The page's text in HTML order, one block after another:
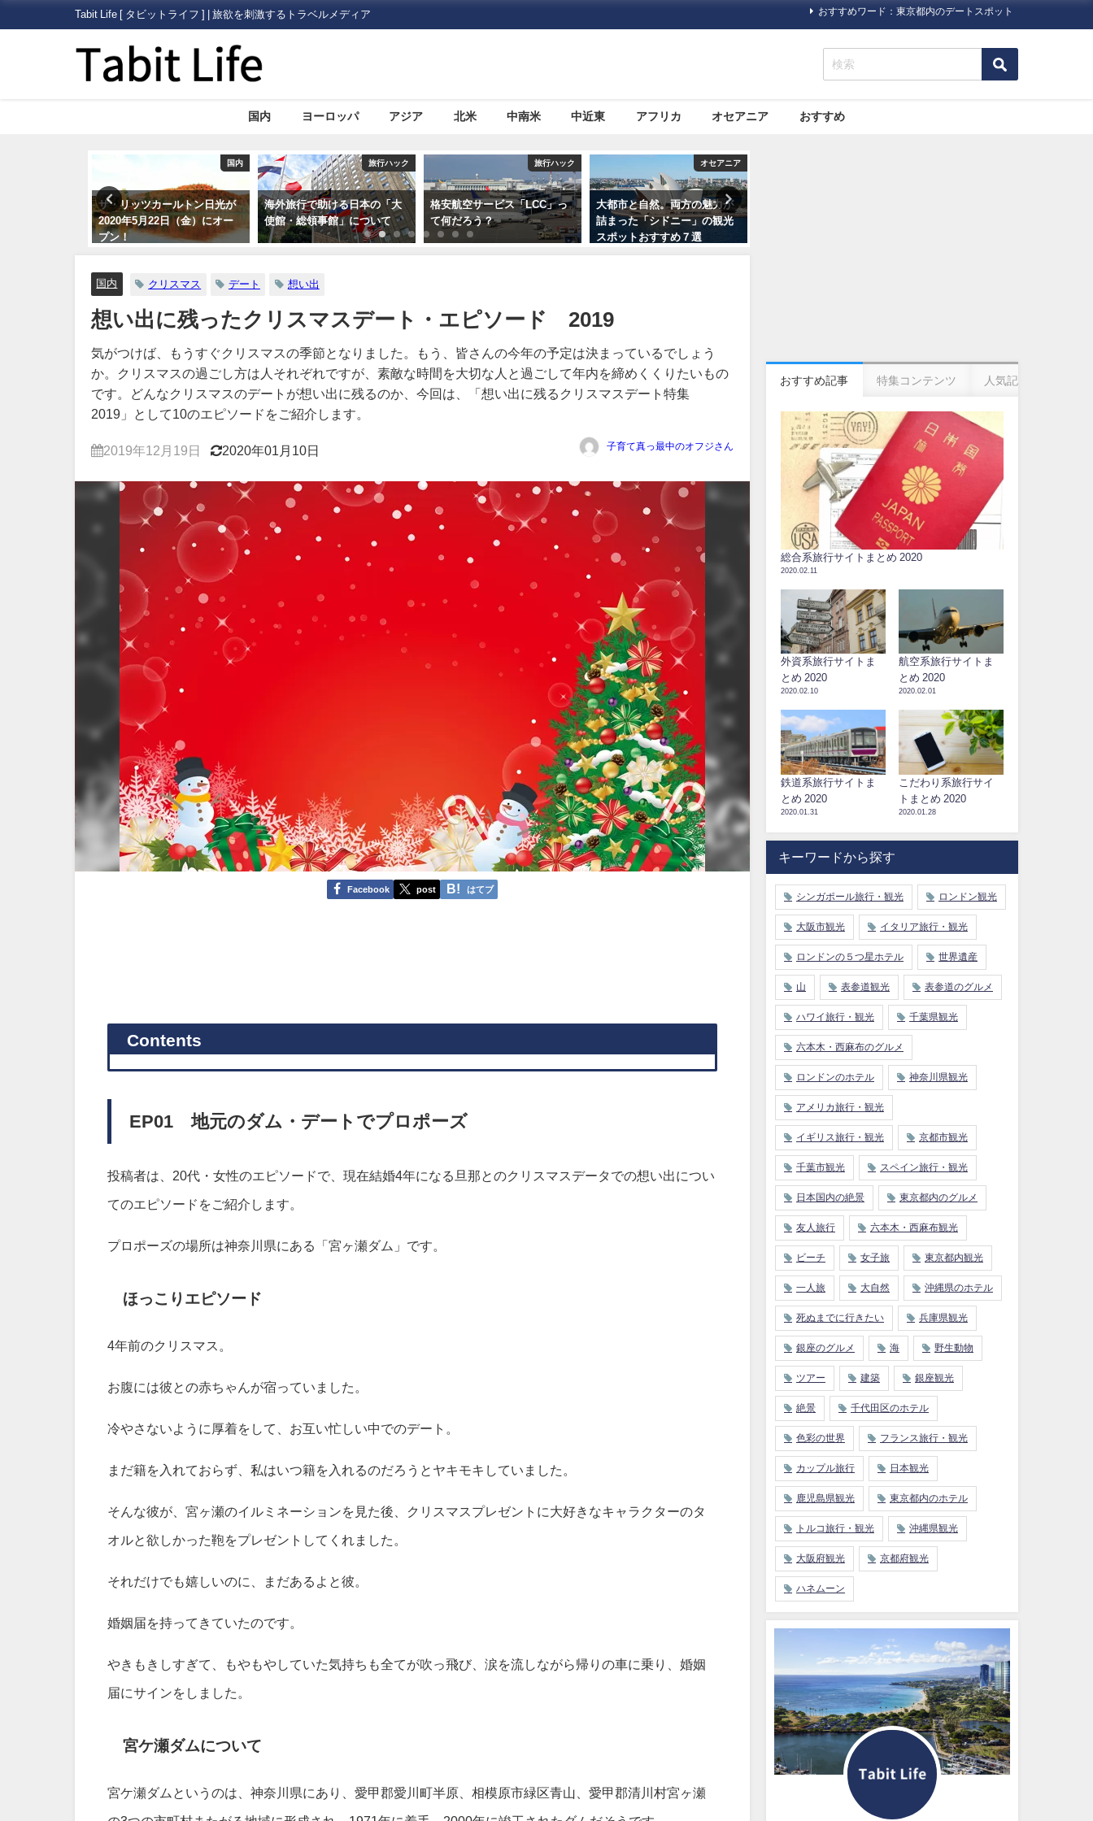
Tabit Life [ タビットライフ ] | 旅欲を刺激するトラベルメディア おすすめワード：東京都内のデートスポット
国内 ヨーロッパ アジア 北米 中南米 中近東 アフリカ オセアニア おすすめ
ザ・リッツカールトン日光が
2020年5月22日（金）にオー
旅行ハック
海外旅行で助ける日本の「大
使館・総領事館」について
格安航空サービス「LCC」っ
て何だろう？
大都市と自然。両方の魅力が
詰まった「シドニー」の観光
スポットおすすめ７選
いまさら人に聞きにくい！海
外旅行に必要な「ビザ（査
証）」について
国内 クリスマス デート 想い出
想い出に残ったクリスマスデート・エピソード 2019
気がつけば、もうすぐクリスマスの季節となりました。もう、皆さんの今年の予定は決まっているでしょう
か。クリスマスの過ごし方は人それぞれですが、素敵な時間を大切な人と過ごして年内を締めくくりたいもの
です。どんなクリスマスのデートが想い出に残るのか、今回は、「想い出に残るクリスマスデート特集
2019」として10のエピソードをご紹介します。
2019年12月19日 2020年01月10日 子育て真っ最中のオフジさん
Facebook post はてブ
Contents
EP01 地元のダム・デートでプロポーズ
投稿者は、20代・女性のエピソードで、現在結婚4年になる旦那とのクリスマスデータでの想い出につい
てのエピソードをご紹介します。
プロポーズの場所は神奈川県にある「宮ヶ瀬ダム」です。
ほっこりエピソード
4年前のクリスマス。
お腹には彼との赤ちゃんが宿っていました。
冷やさないように厚着をして、お互い忙しい中でのデート。
まだ籍を入れておらず、私はいつ籍を入れるのだろうとヤキモキしていました。
そんな彼が、宮ヶ瀬のイルミネーションを見た後、クリスマスプレゼントに大好きなキャラクターのタ
オルと欲しかった鞄をプレゼントしてくれました。
それだけでも嬉しいのに、まだあるよと彼。
婚姻届を持ってきていたのです。
やきもきしすぎて、もやもやしていた気持ちも全てが吹っ飛び、涙を流しながら帰りの車に乗り、婚姻
届にサインをしました。
宮ケ瀬ダムについて
宮ケ瀬ダムというのは、神奈川県にあり、愛甲郡愛川町半原、相模原市緑区青山、愛甲郡清川村宮ヶ瀬
おすすめ記事 特集コンテンツ 人気記事
総合系旅行サイトまとめ 2020
2020.02.11
外資系旅行サイトま
とめ 2020
2020.02.10
航空系旅行サイトま
とめ 2020
2020.02.01
鉄道系旅行サイトま
とめ 2020
2020.01.31
こだわり系旅行サイ
トまとめ 2020
2020.01.28
キーワードから探す
シンガポール旅行・観光 ロンドン観光
大阪市観光 イタリア旅行・観光
ロンドンの５つ星ホテル 世界遺産
山 表参道観光 表参道のグルメ
ハワイ旅行・観光 千葉県観光
六本木・西麻布のグルメ
ロンドンのホテル 神奈川県観光
アメリカ旅行・観光
イギリス旅行・観光 京都市観光
千葉市観光 スペイン旅行・観光
日本国内の絶景 東京都内のグルメ
友人旅行 六本木・西麻布観光
ビーチ 女子旅 東京都内観光
一人旅 大自然 沖縄県のホテル
死ぬまでに行きたい 兵庫県観光
銀座のグルメ 海 野生動物
ツアー 建築 銀座観光
絶景 千代田区のホテル
色彩の世界 フランス旅行・観光
カップル旅行 日本観光
鹿児島県観光 東京都内のホテル
トルコ旅行・観光 沖縄県観光
大阪府観光 京都府観光
ハネムーン